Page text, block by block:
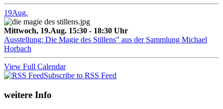
19Aug.
Mittwoch, 19.Aug. 15:30 - 18:30 Uhr
Ausstellung: Die Magie des Stillens" aus der Sammlung Michael
Horbach
View Full Calendar
Subscribe to RSS Feed
weitere Info